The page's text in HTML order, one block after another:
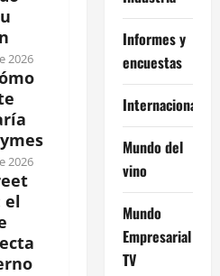
2026
2026
el
Informes y
encuestas
Internacional
Mundo del
vino
Mundo
Empresarial
TV